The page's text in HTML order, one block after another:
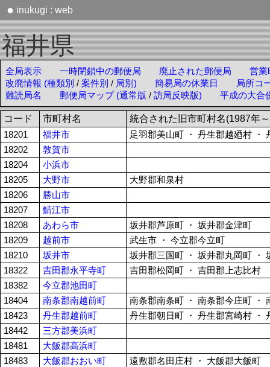
● inukugi : web
福井県
全局表示 一時閉鎖中の郵便局 廃止された郵便局
営業
改廃情報 (種類別 / 案件別 / 局別) 簡易局の休業日
局所コ
難読局名
郵便局マップ (通常版 / 訪局反映版) 平成の大合
コード 市町村名 統合された旧市町村名(1987年
18201 福井市
足羽郡美山町 ・ 丹生郡越廼村 ・
18202
敦賀市
18204
小浜市
18205
大野市
大野郡和泉村
18206
勝山市
18207
鯖江市
18208
あわら市
坂井郡芦原町 ・ 坂井郡金津町
18209
越前市
武生市 ・ 今立郡今立町
18210
坂井市
坂井郡三国町 ・ 坂井郡丸岡町 ・
18322
吉田郡永平寺町
吉田郡松岡町 ・ 吉田郡上志比村
18382
今立郡池田町
18404
南条郡南越前町
南条郡南条町 ・ 南条郡今庄町 ・
18423
丹生郡越前町
丹生郡朝日町 ・ 丹生郡宮崎村 ・
18442
三方郡美浜町
18481
大飯郡高浜町
18483
大飯郡おおい町
遠敷郡名田庄村 ・ 大飯郡大飯町